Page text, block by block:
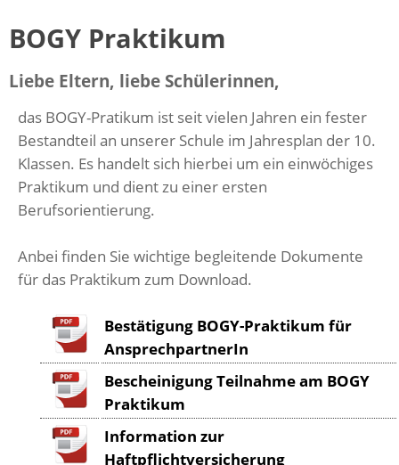
BOGY Praktikum
Liebe Eltern, liebe Schülerinnen,
das BOGY-Pratikum ist seit vielen Jahren ein fester
Bestandteil an unserer Schule im Jahresplan der 10.
Klassen. Es handelt sich hierbei um ein einwöchiges
Praktikum und dient zu einer ersten
Berufsorientierung.
Anbei finden Sie wichtige begleitende Dokumente
für das Praktikum zum Download.
Bestätigung BOGY-Praktikum für
AnsprechpartnerIn
Bescheinigung Teilnahme am BOGY
Praktikum
Information zur
Haftpflichtversicherung